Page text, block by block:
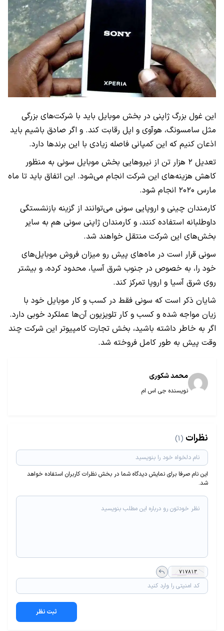
این غول بزرگ ژاپنی در بخش موبایل باید با شرکت‌های بزرگی
مثل سامسونگ، هوآوی و اپل رقابت کند. و اگر صادق باشیم باید
اذعان کنیم که این کمپانی فاصله زیادی با این برندها دارد.
تعدیل ۲ هزار تن از نیروهایی بخش موبایل سونی به منظور
کاهش هزینه‌های این شرکت انجام می‌شود. این اتفاق باید تا ماه
مارس ۲۰۲۰ انجام شود.
کارمندان چینی و اروپایی سونی می‌توانند از گزینه بازنشستگی
داوطلبانه استفاده کنند، و کارمندان ژاپنی سونی هم به سایر
بخش‌های این شرکت منتقل خواهند شد.
سونی قرار است در ماه‌های پیش رو میزان فروش موبایل‌های
خود را، به خصوص در جنوب شرق آسیا، محدود کرده، و بیشتر
روی شرق آسیا و اروپا تمرکز کند.
شایان ذکر است که سونی فقط در کسب و کار موبایل خود با
زیان مواجه شده و کسب و کار تلویزیون آن‌ها عملکرد خوبی دارد.
اگر به خاطر داشته باشید، بخش تجارت کامپیوتر این شرکت چند
وقت پیش به طور کامل فروخته شد.
محمد شکوری
نویسنده جی اس ام
نظرات (1)
این نام صرفا برای نمایش دیدگاه شما در بخش نظرات کاربران استفاده خواهد
شد.
ثبت نظر